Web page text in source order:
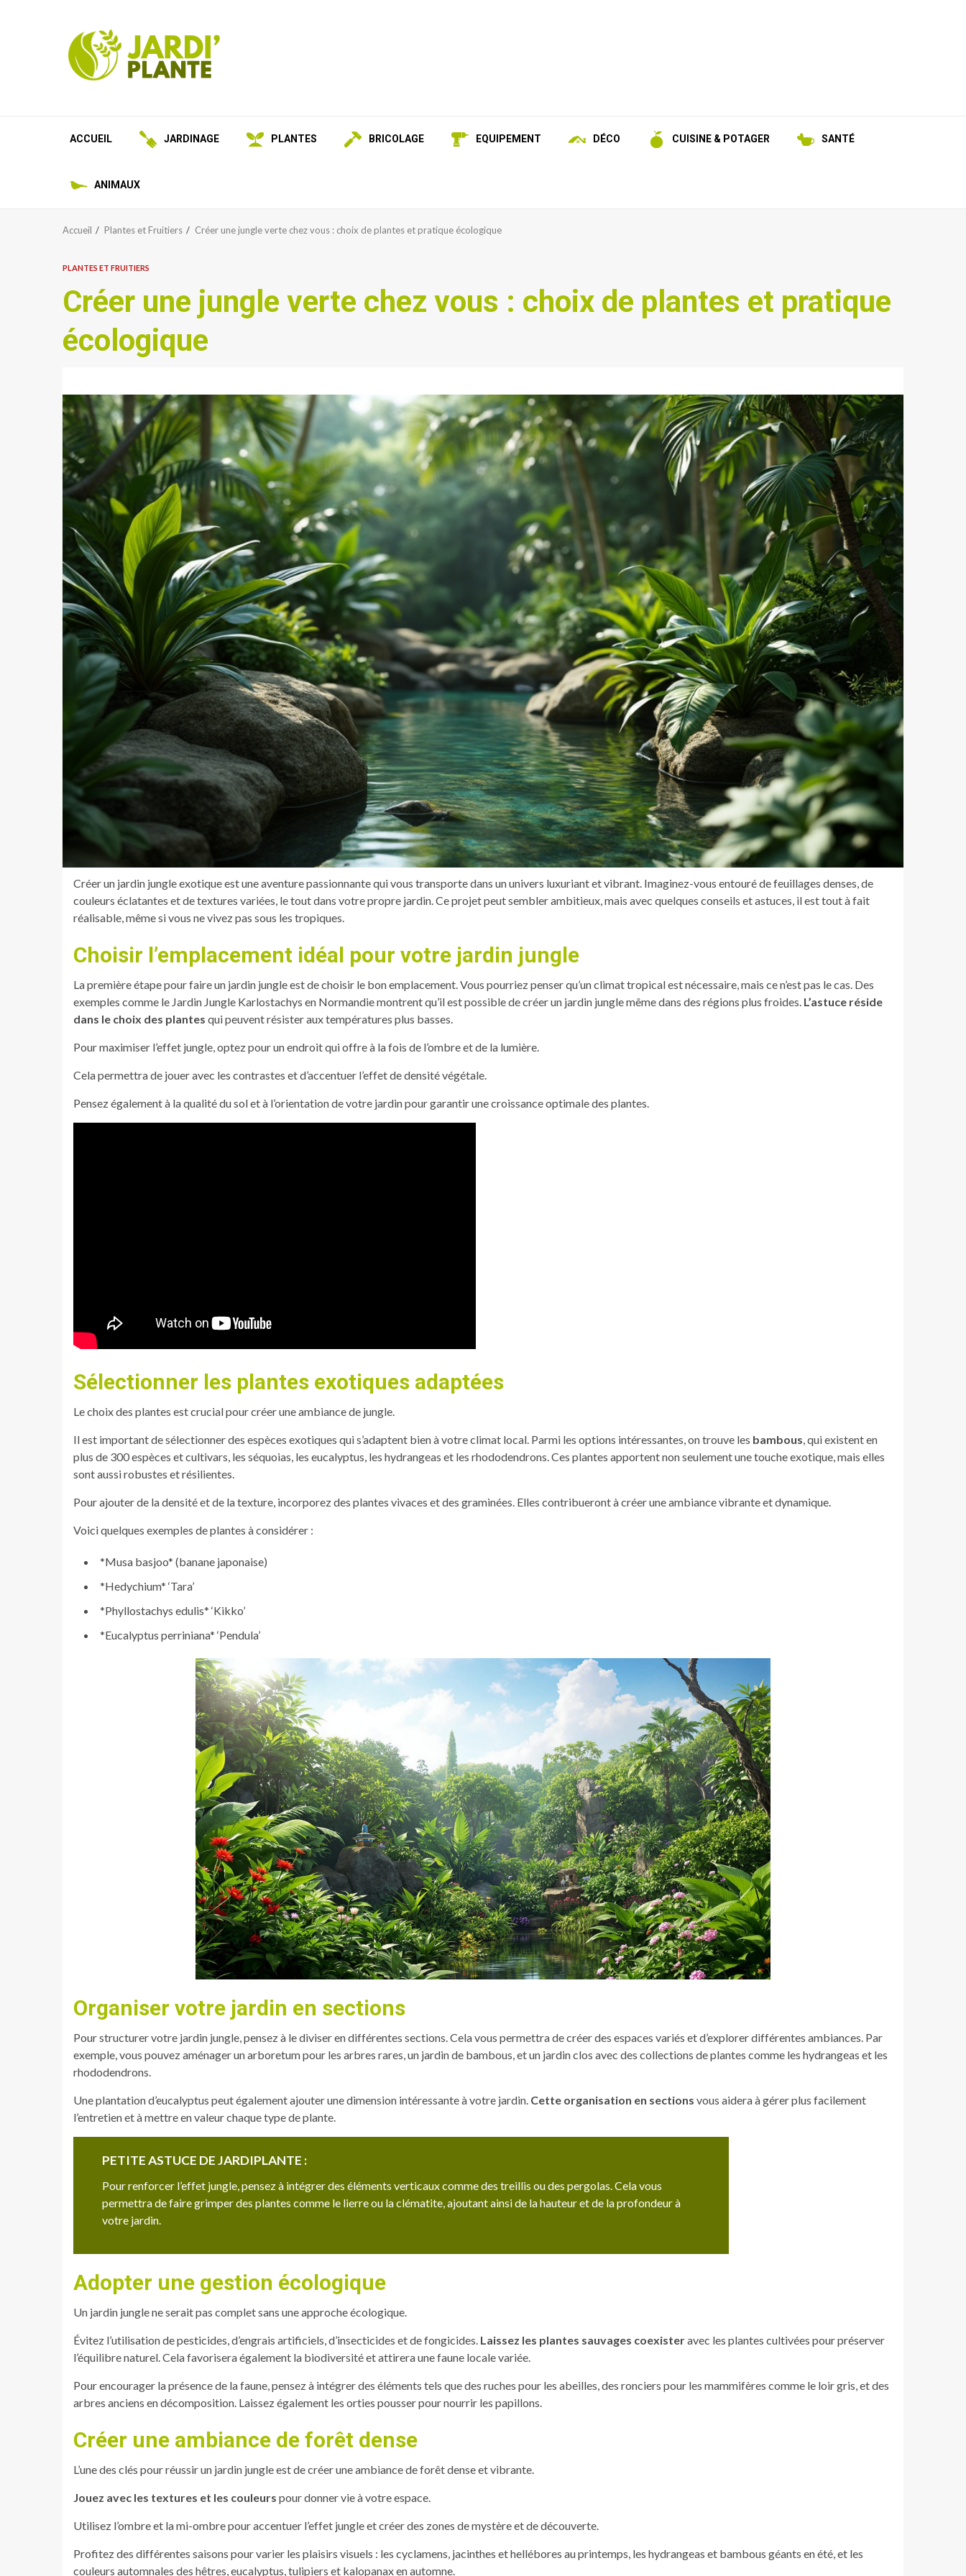
ACCUEIL JARDINAGE PLANTES BRICOLAGE EQUIPEMENT DÉCO CUISINE & POTAGER SANTÉ
ANIMAUX
Accueil Plantes et Fruitiers Créer une jungle verte chez vous : choix de plantes et pratique écologique
PLANTES ET FRUITIERS
Créer une jungle verte chez vous : choix de plantes et pratique
écologique
Créer un jardin jungle exotique est une aventure passionnante qui vous transporte dans un univers luxuriant et vibrant. Imaginez-vous entouré de feuillages denses, de
couleurs éclatantes et de textures variées, le tout dans votre propre jardin. Ce projet peut sembler ambitieux, mais avec quelques conseils et astuces, il est tout à fait
réalisable, même si vous ne vivez pas sous les tropiques.
Choisir l’emplacement idéal pour votre jardin jungle
La première étape pour faire un jardin jungle est de choisir le bon emplacement. Vous pourriez penser qu’un climat tropical est nécessaire, mais ce n’est pas le cas. Des
exemples comme le Jardin Jungle Karlostachys en Normandie montrent qu’il est possible de créer un jardin jungle même dans des régions plus froides. L’astuce réside
dans le choix des plantes qui peuvent résister aux températures plus basses.
Pour maximiser l’effet jungle, optez pour un endroit qui offre à la fois de l’ombre et de la lumière.
Cela permettra de jouer avec les contrastes et d’accentuer l’effet de densité végétale.
Pensez également à la qualité du sol et à l’orientation de votre jardin pour garantir une croissance optimale des plantes.
Sélectionner les plantes exotiques adaptées
Le choix des plantes est crucial pour créer une ambiance de jungle.
Il est important de sélectionner des espèces exotiques qui s’adaptent bien à votre climat local. Parmi les options intéressantes, on trouve les bambous, qui existent en
plus de 300 espèces et cultivars, les séquoias, les eucalyptus, les hydrangeas et les rhododendrons. Ces plantes apportent non seulement une touche exotique, mais elles
sont aussi robustes et résilientes.
Pour ajouter de la densité et de la texture, incorporez des plantes vivaces et des graminées. Elles contribueront à créer une ambiance vibrante et dynamique.
Voici quelques exemples de plantes à considérer :
*Musa basjoo* (banane japonaise)
*Hedychium* ‘Tara’
*Phyllostachys edulis* ‘Kikko’
*Eucalyptus perriniana* ‘Pendula’
Organiser votre jardin en sections
Pour structurer votre jardin jungle, pensez à le diviser en différentes sections. Cela vous permettra de créer des espaces variés et d’explorer différentes ambiances. Par
exemple, vous pouvez aménager un arboretum pour les arbres rares, un jardin de bambous, et un jardin clos avec des collections de plantes comme les hydrangeas et les
rhododendrons.
Une plantation d’eucalyptus peut également ajouter une dimension intéressante à votre jardin. Cette organisation en sections vous aidera à gérer plus facilement
l’entretien et à mettre en valeur chaque type de plante.
PETITE ASTUCE DE JARDIPLANTE :
Pour renforcer l’effet jungle, pensez à intégrer des éléments verticaux comme des treillis ou des pergolas. Cela vous
permettra de faire grimper des plantes comme le lierre ou la clématite, ajoutant ainsi de la hauteur et de la profondeur à
votre jardin.
Adopter une gestion écologique
Un jardin jungle ne serait pas complet sans une approche écologique.
Évitez l’utilisation de pesticides, d’engrais artificiels, d’insecticides et de fongicides. Laissez les plantes sauvages coexisteravec les plantes cultivées pour préserver
l’équilibre naturel. Cela favorisera également la biodiversité et attirera une faune locale variée.
Pour encourager la présence de la faune, pensez à intégrer des éléments tels que des ruches pour les abeilles, des ronciers pour les mammifères comme le loir gris, et des
arbres anciens en décomposition. Laissez également les orties pousser pour nourrir les papillons.
Créer une ambiance de forêt dense
L’une des clés pour réussir un jardin jungle est de créer une ambiance de forêt dense et vibrante.
Jouez avec les textures et les couleurs pour donner vie à votre espace.
Utilisez l’ombre et la mi-ombre pour accentuer l’effet jungle et créer des zones de mystère et de découverte.
Profitez des différentes saisons pour varier les plaisirs visuels : les cyclamens, jacinthes et hellébores au printemps, les hydrangeas et bambous géants en été, et les
couleurs automnales des hêtres, eucalyptus, tulipiers et kalopanax en automne.